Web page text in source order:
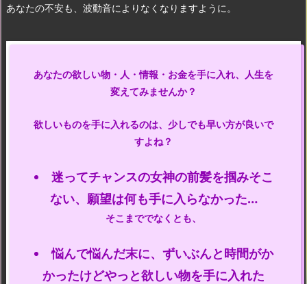
あなたの不安も、波動音によりなくなりますように。
あなたの欲しい物・人・情報・お金を手に入れ、人生を
変えてみませんか？
欲しいものを手に入れるのは、少しでも早い方が良いで
すよね？
迷ってチャンスの女神の前髪を掴みそこ
ない、願望は何も手に入らなかった…
そこまででなくとも、
悩んで悩んだ末に、ずいぶんと時間がか
かったけどやっと欲しい物を手に入れた